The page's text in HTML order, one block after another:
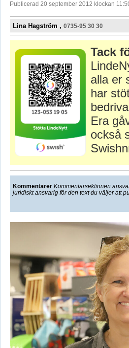
Publicerad 20 september 2012 klockan
Lina Hagström , 0735-95 30 30
Tack
alla er
har
Era
också
Kommentarer Kommentarsektionen
juridiskt ansvarig för den text du väljer att